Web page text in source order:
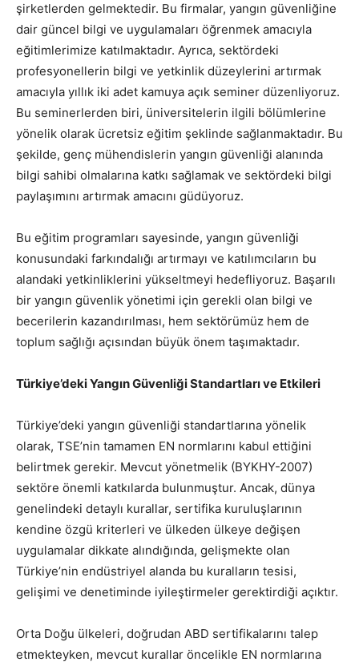
şirketlerden gelmektedir. Bu firmalar, yangın güvenliğine
dair güncel bilgi ve uygulamaları öğrenmek amacıyla
eğitimlerimize katılmaktadır. Ayrıca, sektördeki
profesyonellerin bilgi ve yetkinlik düzeylerini artırmak
amacıyla yıllık iki adet kamuya açık seminer düzenliyoruz.
Bu seminerlerden biri, üniversitelerin ilgili bölümlerine
yönelik olarak ücretsiz eğitim şeklinde sağlanmaktadır. Bu
şekilde, genç mühendislerin yangın güvenliği alanında
bilgi sahibi olmalarına katkı sağlamak ve sektördeki bilgi
paylaşımını artırmak amacını güdüyoruz.
Bu eğitim programları sayesinde, yangın güvenliği
konusundaki farkındalığı artırmayı ve katılımcıların bu
alandaki yetkinliklerini yükseltmeyi hedefliyoruz. Başarılı
bir yangın güvenlik yönetimi için gerekli olan bilgi ve
becerilerin kazandırılması, hem sektörümüz hem de
toplum sağlığı açısından büyük önem taşımaktadır.
Türkiye’deki Yangın Güvenliği Standartları ve Etkileri
Türkiye’deki yangın güvenliği standartlarına yönelik
olarak, TSE’nin tamamen EN normlarını kabul ettiğini
belirtmek gerekir. Mevcut yönetmelik (BYKHY-2007)
sektöre önemli katkılarda bulunmuştur. Ancak, dünya
genelindeki detaylı kurallar, sertifika kuruluşlarının
kendine özgü kriterleri ve ülkeden ülkeye değişen
uygulamalar dikkate alındığında, gelişmekte olan
Türkiye’nin endüstriyel alanda bu kuralların tesisi,
gelişimi ve denetiminde iyileştirmeler gerektirdiği açıktır.
Orta Doğu ülkeleri, doğrudan ABD sertifikalarını talep
etmekteyken, mevcut kurallar öncelikle EN normlarına